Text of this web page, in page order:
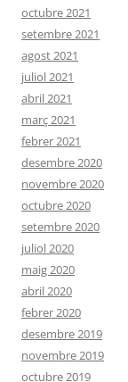
octubre 2021
setembre 2021
agost 2021
juliol 2021
abril 2021
març 2021
febrer 2021
desembre 2020
novembre 2020
octubre 2020
setembre 2020
juliol 2020
maig 2020
abril 2020
febrer 2020
desembre 2019
novembre 2019
octubre 2019